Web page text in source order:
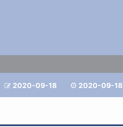
 2020-09-18  2020-09-18